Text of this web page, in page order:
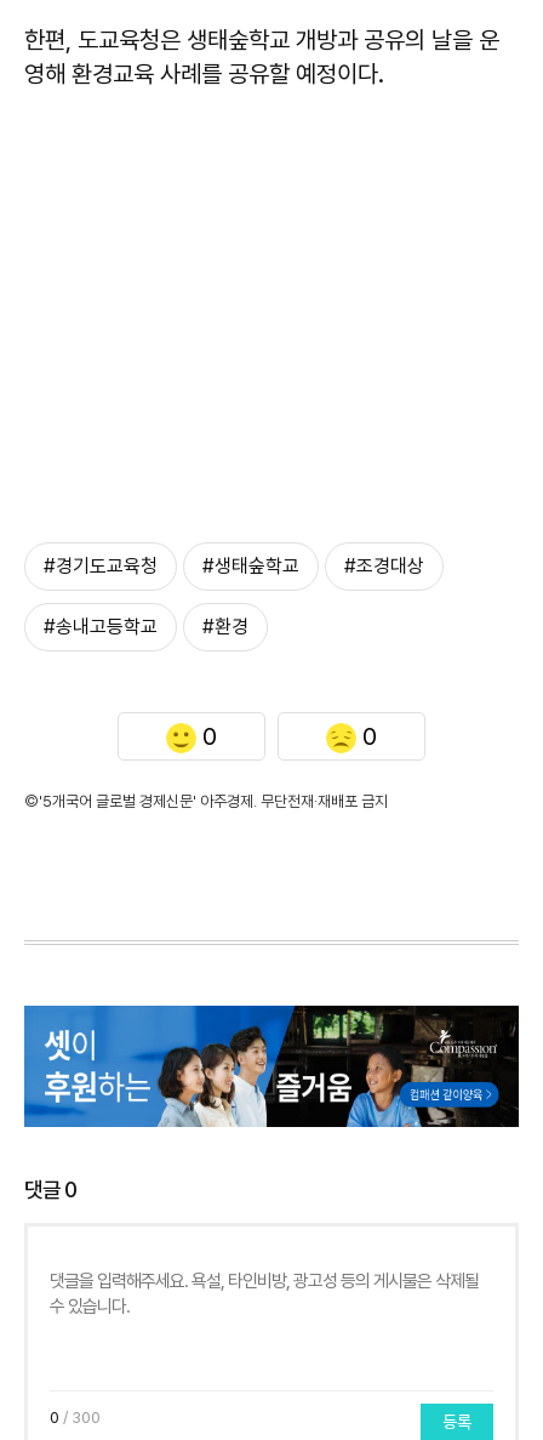
한편, 도교육청은 생태숲학교 개방과 공유의 날을 운
영해 환경교육 사례를 공유할 예정이다.
#경기도교육청 #생태숲학교 #조경대상
#송내고등학교 #환경
0 0
©'5개국어 글로벌 경제신문' 아주경제. 무단전재·재배포 금지
댓글0
0 / 300 등록